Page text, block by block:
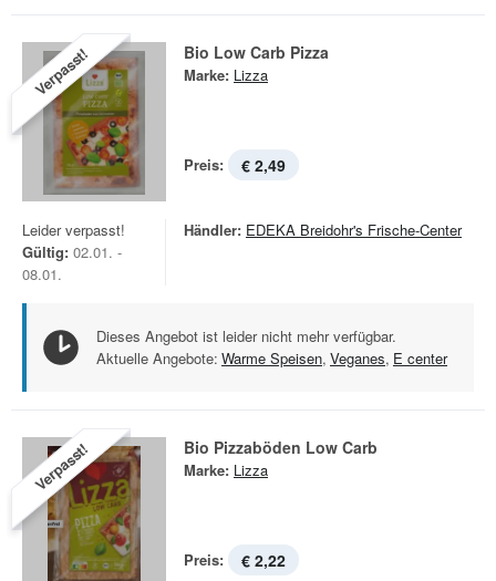
Verpasst! Bio Low Carb Pizza
Marke: Lizza
Preis: € 2,49
Leider verpasst!
Gültig: 02.01. -
08.01.
Händler: EDEKA Breidohr's Frische-Center
Dieses Angebot ist leider nicht mehr verfügbar.
Aktuelle Angebote: Warme Speisen, Veganes, E center
Verpasst! Bio Pizzaböden Low Carb
Marke: Lizza
Preis: € 2,22